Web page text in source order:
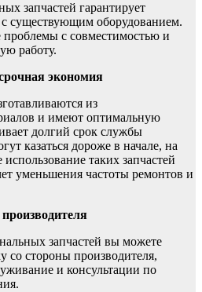
запчастей гарантирует
существующим оборудованием.
с совместимостью и
работу.
экономия
из
и имеют оптимальную
долгий срок службы
казаться дороже в начале, на
таких запчастей
уменьшения частоты ремонтов и
запчастей вы можете
со стороны производителя,
и консультации по